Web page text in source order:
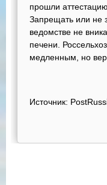
прошли
Запрещать или не
ведомстве не
печени.
медленным, но
Источник: